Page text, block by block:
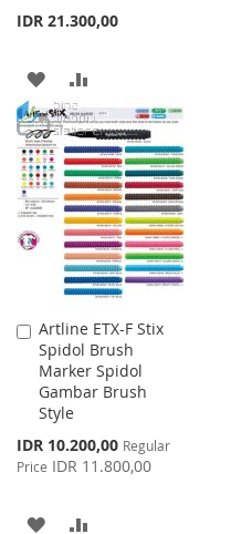
IDR 21.300,00
ADD
TO
WISH
LIST
TO
COMPARE
Artline ETX-F Stix
Spidol Brush
Marker Spidol
Gambar Brush
Style
Special
Price
IDR 10.200,00 Regular
Price IDR 11.800,00
Add
to
Cart
ADD